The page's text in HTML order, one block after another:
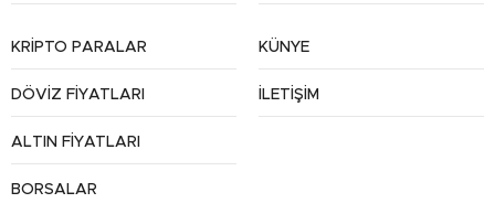
KRİPTO PARALAR
DÖVİZ FİYATLARI
ALTIN FİYATLARI
BORSALAR
KÜNYE
İLETİŞİM